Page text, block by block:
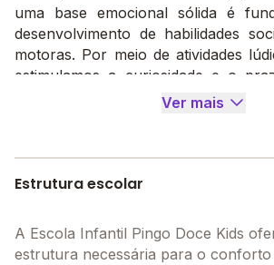
uma base emocional sólida é
desenvolvimento de habilidades
motoras. Por meio de atividades
estimulamos a curiosidade e o
sempre levando em conta o ritmo e
amadas e seguras, elas têm
explorar, se expressar e
Venha nos conhecer e ofereça
Ver mais
Estrutura escolar
A Escola Infantil Pingo Doce Kids
estrutura necessária para o conforto